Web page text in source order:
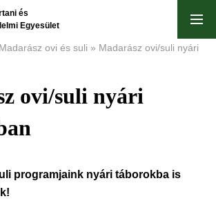
és
Egyesület
Madarász ovi és suli
Madarász ovi/suli nyári
ovi/suli nyári
programjaink nyári táborokba is